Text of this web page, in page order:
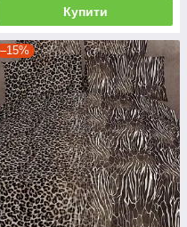
Купити
–15%